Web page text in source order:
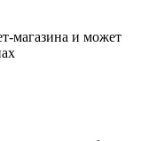
магазина и может